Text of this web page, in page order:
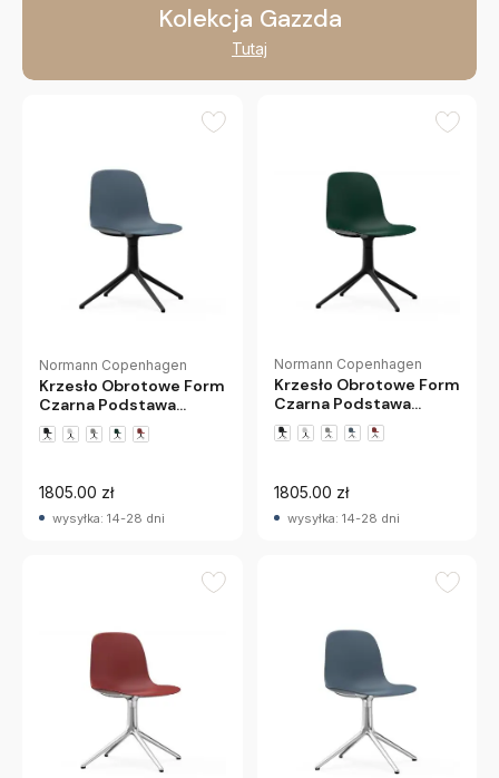
Kolekcja Gazzda
Tutaj
Normann Copenhagen
Krzesło Obrotowe Form
Czarna Podstawa
Niebieskie Normann
Copenhagen
1805.00 zł
wysyłka: 14-28 dni
Normann Copenhagen
Krzesło Obrotowe Form
Czarna Podstawa
Zielone Normann
Copenhagen
1805.00 zł
wysyłka: 14-28 dni